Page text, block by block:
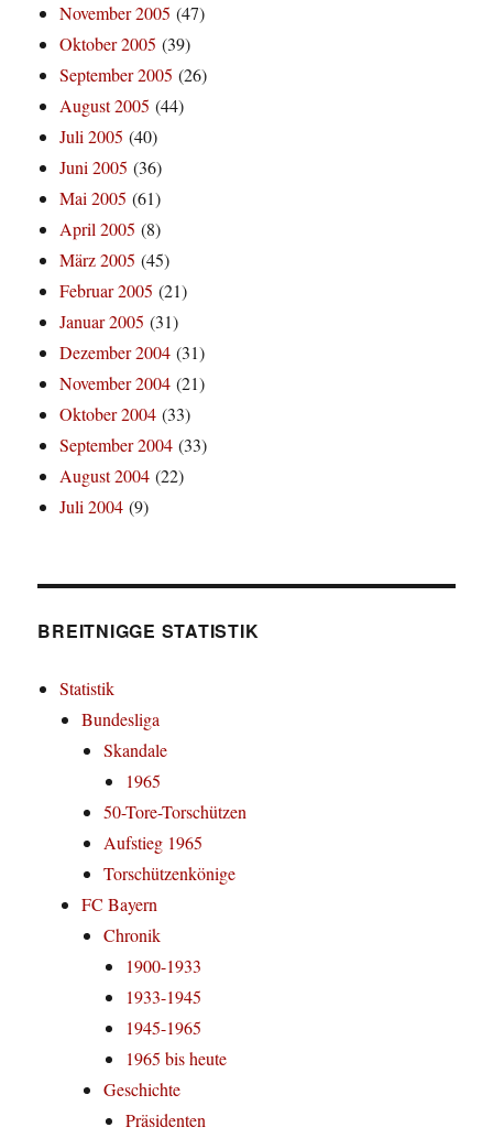
November 2005 (47)
Oktober 2005 (39)
September 2005 (26)
August 2005 (44)
Juli 2005 (40)
Juni 2005 (36)
Mai 2005 (61)
April 2005 (8)
März 2005 (45)
Februar 2005 (21)
Januar 2005 (31)
Dezember 2004 (31)
November 2004 (21)
Oktober 2004 (33)
September 2004 (33)
August 2004 (22)
Juli 2004 (9)
BREITNIGGE STATISTIK
Statistik
Bundesliga
Skandale
1965
50-Tore-Torschützen
Aufstieg 1965
Torschützenkönige
FC Bayern
Chronik
1900-1933
1933-1945
1945-1965
1965 bis heute
Geschichte
Präsidenten